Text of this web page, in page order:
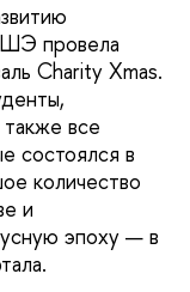
провела
Charity Xmas.
все
состоялся в
количество
и
эпоху — в